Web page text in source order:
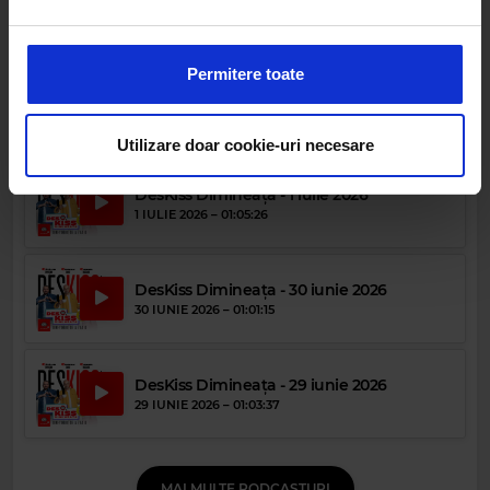
a analiza traficul. De asemenea, le oferim partenerilor de
privire la modul în care folosiți site-ul nostru. Aceștia le
pot combina cu alte informații oferite de dvs. sau culese
în urma folosirii serviciilor lor.
Permitere toate
Utilizare doar cookie-uri necesare
3 IULIE 2026 –01:06:19
2 IULIE 2026 –01:02:07
DesKiss Dimineața - 1 iulie 2026
1 IULIE 2026 – 01:05:26
DesKiss Dimineața - 30 iunie 2026
30 IUNIE 2026 – 01:01:15
DesKiss Dimineața - 29 iunie 2026
29 IUNIE 2026 – 01:03:37